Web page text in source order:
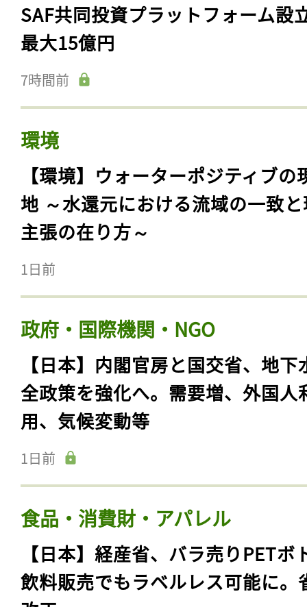
SAF共同投資プラットフォーム設
最大15億円
7時間前
環境
【環境】ウォーターポジティブの
地 ～水還元における流域の一致
主張の在り方～
1日前
政府・国際機関・NGO
【日本】内閣官房と国交省、地下
全政策を強化へ。需要増、外国人
用、気候変動等
1日前
食品・消費財・アパレル
【日本】経産省、バラ売りPETボ
飲料販売でもラベルレス可能に。